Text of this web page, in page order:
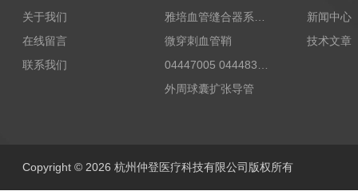
关于我们
在线留言
联系我们
微穿刺血管鞘
外周球囊扩张导管
新闻中心
技术文章
Copyright © 2026 杭州仲登医疗科技有限公司版权所有